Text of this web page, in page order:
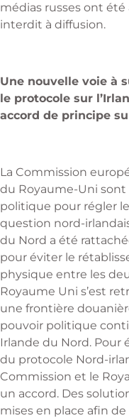
médias russes ont
interdit à diffusion.
Une nouvelle voie à
le protocole sur
accord de principe
La Commission
du Royaume-Uni sont
politique pour régler
question nord-
du Nord a été
pour éviter le
physique entre les
Royaume Uni s’est
une frontière
pouvoir politique
Irlande du Nord. Pour
du protocole Nord-
Commission et le
un accord. Des
mises en place afin